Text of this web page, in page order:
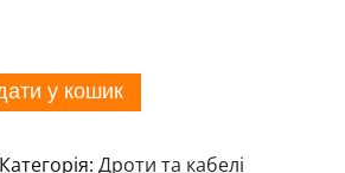
у кошик
Категорія: Дроти та кабелі